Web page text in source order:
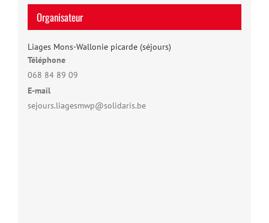
Organisateur
Liages Mons-Wallonie picarde (séjours)
Téléphone
068 84 89 09
E-mail
sejours.liagesmwp@solidaris.be